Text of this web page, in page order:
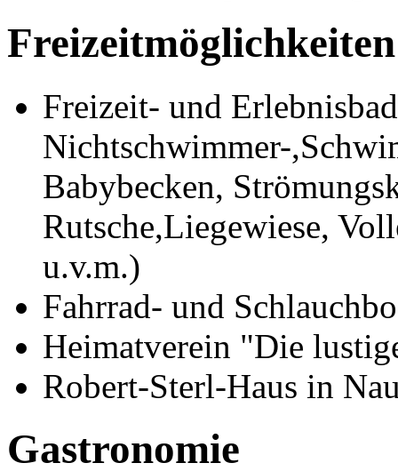
Freizeitmöglichkeiten
Freizeit- und
Nichtschwimmer-
Babybecken,
Rutsche,Liegewiese,
u.v.m.)
Fahrrad- und
Heimatverein "Die
Robert-Sterl-Haus in
Gastronomie